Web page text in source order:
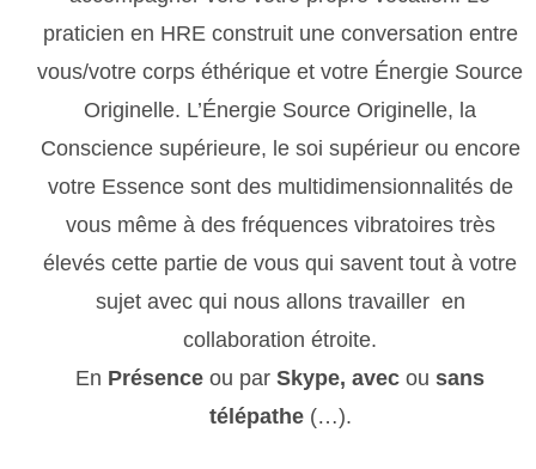
praticien en HRE construit une conversation entre
vous/votre corps éthérique et votre Énergie Source
Originelle. L’Énergie Source Originelle, la
Conscience supérieure, le soi supérieur ou encore
votre Essence sont des multidimensionnalités de
vous même à des fréquences vibratoires très
élevés cette partie de vous qui savent tout à votre
sujet avec qui nous allons travailler en
collaboration étroite.
En Présence ou par Skype, avec ou sans
télépathe (…).